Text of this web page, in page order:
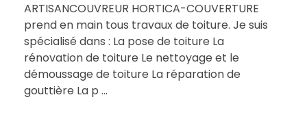
ARTISANCOUVREUR HORTICA-COUVERTURE
prend en main tous travaux de toiture. Je suis
spécialisé dans : La pose de toiture La
rénovation de toiture Le nettoyage et le
démoussage de toiture La réparation de
gouttière La p ...